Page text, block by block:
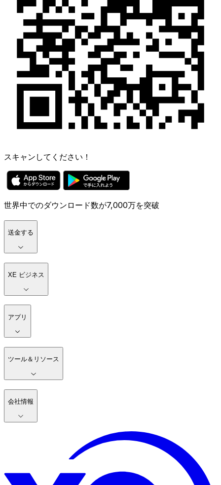
スキャンしてください！
世界中でのダウンロード数が7,000万を突破
送金する
XE ビジネス
アプリ
ツール＆リソース
会社情報